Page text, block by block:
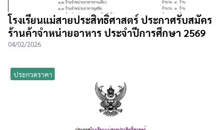
โรงเรียนแม่สายประสิทธิ์ศาสตร์ ประกาศรับสมัคร
ร้านค้าจำหน่ายอาหาร ประจำปีการศึกษา 2569
04/02/2026
ประกวดราคา